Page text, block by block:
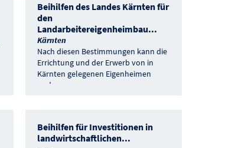
Beihilfen des Landes Kärnten für
den
Landarbeitereigenheimbau...
Kärnten
Nach diesen Bestimmungen kann die
Errichtung und der Erwerb von in
Kärnten gelegenen Eigenheimen
und
Beihilfen für Investitionen in
landwirtschaftlichen...